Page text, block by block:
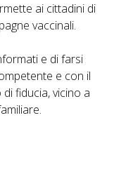
ai cittadini di
vaccinali.
e di farsi
e con il
fiducia, vicino a